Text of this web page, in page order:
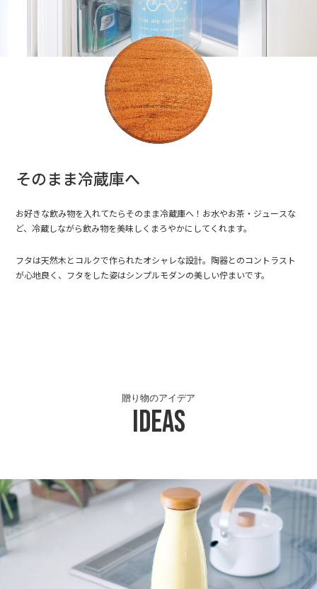
そのまま冷蔵庫へ
お好きな飲み物を入れてたらそのまま冷蔵庫へ！お水やお茶・ジュースな
ど、冷蔵しながら飲み物を美味しくまろやかにしてくれます。
フタは天然木とコルクで作られたオシャレな設計。陶器とのコントラスト
が心地良く、フタをした姿はシンプルモダンの美しい佇まいです。
Ideas
贈り物のアイデア